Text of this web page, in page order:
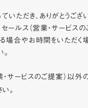
ただき、ありがとうござ
セールス（営業・サービス
場合やお時間をいただく
・サービスのご提案）以
。